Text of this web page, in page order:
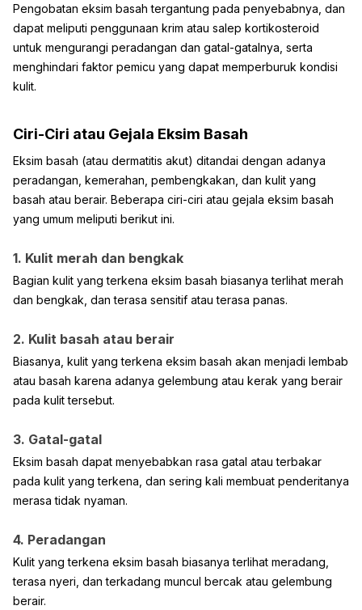
Pengobatan eksim basah tergantung pada penyebabnya, dan
dapat meliputi penggunaan krim atau salep kortikosteroid
untuk mengurangi peradangan dan gatal-gatalnya, serta
menghindari faktor pemicu yang dapat memperburuk kondisi
kulit.
Ciri-Ciri atau Gejala Eksim Basah
Eksim basah (atau dermatitis akut) ditandai dengan adanya
peradangan, kemerahan, pembengkakan, dan kulit yang
basah atau berair. Beberapa ciri-ciri atau gejala eksim basah
yang umum meliputi berikut ini.
1. Kulit merah dan bengkak
Bagian kulit yang terkena eksim basah biasanya terlihat merah
dan bengkak, dan terasa sensitif atau terasa panas.
2. Kulit basah atau berair
Biasanya, kulit yang terkena eksim basah akan menjadi lembab
atau basah karena adanya gelembung atau kerak yang berair
pada kulit tersebut.
3. Gatal-gatal
Eksim basah dapat menyebabkan rasa gatal atau terbakar
pada kulit yang terkena, dan sering kali membuat penderitanya
merasa tidak nyaman.
4. Peradangan
Kulit yang terkena eksim basah biasanya terlihat meradang,
terasa nyeri, dan terkadang muncul bercak atau gelembung
berair.